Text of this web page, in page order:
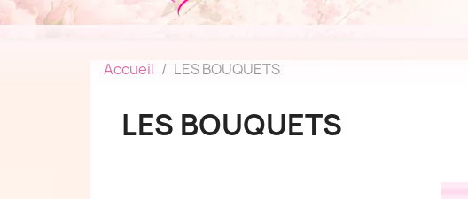
Accueil LES BOUQUETS
LES BOUQUETS